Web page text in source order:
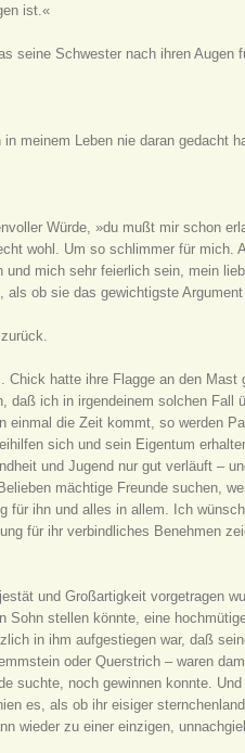
ist.«
seine Schwester nach ihren Augen
meinem Leben nie daran gedacht
Würde, »du mußt mir schon
wohl. Um so schlimmer für
mich sehr feierlich sein, mein
ob sie das gewichtigste
hatte ihre Flagge an den
daß ich in irgendeinem solchen
einmal die Zeit kommt, so werden
sich und sein Eigentum
und Jugend nur gut verläuft –
mächtige Freunde suchen,
für ihn und alles in allem. Ich
für ihr verbindliches Benehmen
und Großartigkeit vorgetragen
stellen könnte, eine
in ihm aufgestiegen war, daß
oder Querstrich – waren
suchte, noch gewinnen konnte.
es, als ob ihr eisiger
wieder zu einer einzigen,